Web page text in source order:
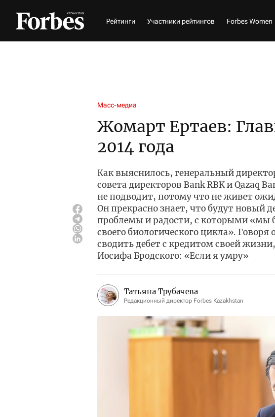
Рейтинги Участники рейтингов Forbes Women
Масс-медиа
Жомарт Ертаев:
2014 года
Как выяснилось, генеральный
совета директоров Bank RBK и Qazaq
не подводит, потому что не живет
Он прекрасно знает, что будут новый
проблемы и радости, с которыми «мы
своего биологического цикла». Говоря
сводить дебет с кредитом своей
Иосифа Бродского: «Если я умру»
Татьяна Трубачева
Редакционный директор Forbes Kazakhstan